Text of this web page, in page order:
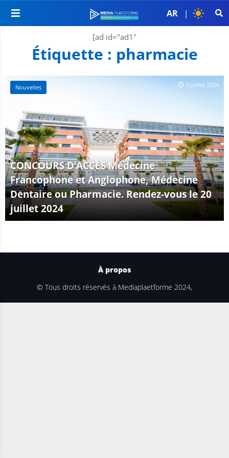
AR |
[ad id="ad1"
Étiquette : pharmacie
Nouvelles
CONCOURS D’ACCÈS Médecine
Francophone et Anglophone, Médecine
Dentaire ou Pharmacie. Rendez-vous le 20
juillet 2024
3 juillet 2024
© Tous droits réservés à Mediaplaetforme 2024,
À propos